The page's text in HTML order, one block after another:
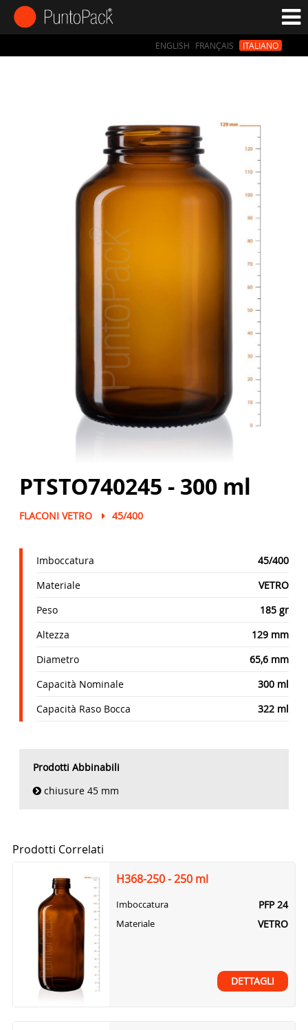
ENGLISH FRANÇAIS ITALIANO
PTSTO740245 - 300 ml
FLACONI VETRO 45/400
Imboccatura
45/400
Materiale
VETRO
Peso
185 gr
Altezza
129 mm
Diametro
65,6 mm
Capacità Nominale
300 ml
Capacità Raso Bocca
322 ml
Prodotti Abbinabili
chiusure 45 mm
Prodotti Correlati
H368-250 - 250 ml
Imboccatura PFP 24
Materiale VETRO
DETTAGLI